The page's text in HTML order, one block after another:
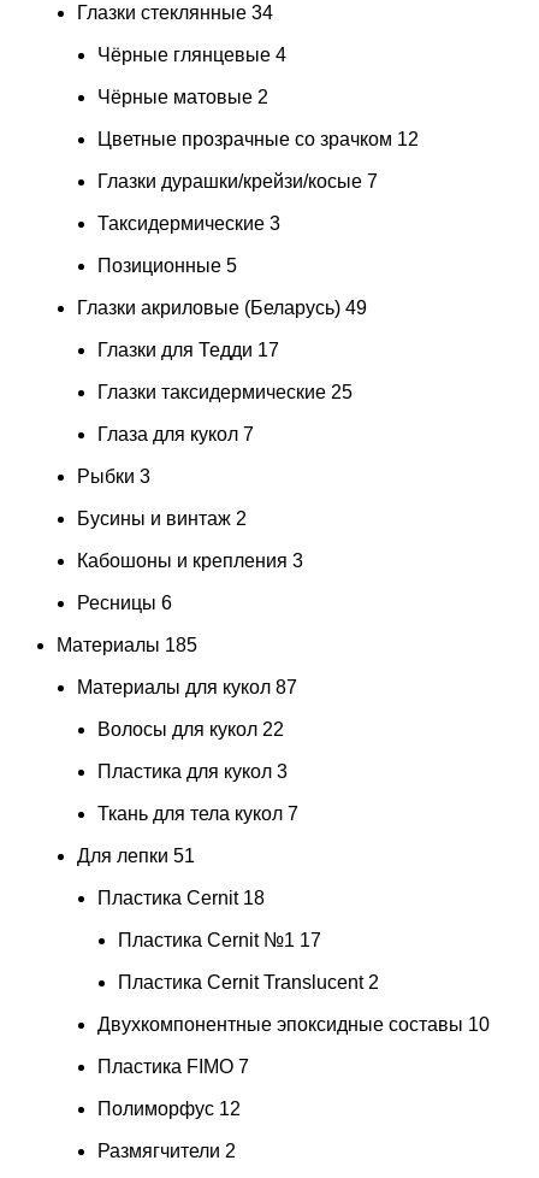
Глазки стеклянные 34
Чёрные глянцевые 4
Чёрные матовые 2
Цветные прозрачные со зрачком 12
Глазки дурашки/крейзи/косые 7
Таксидермические 3
Позиционные 5
Глазки акриловые (Беларусь) 49
Глазки для Тедди 17
Глазки таксидермические 25
Глаза для кукол 7
Рыбки 3
Бусины и винтаж 2
Кабошоны и крепления 3
Ресницы 6
Материалы 185
Материалы для кукол 87
Волосы для кукол 22
Пластика для кукол 3
Ткань для тела кукол 7
Для лепки 51
Пластика Cernit 18
Пластика Cernit №1 17
Пластика Cernit Translucent 2
Двухкомпонентные эпоксидные составы 10
Пластика FIMO 7
Полиморфус 12
Размягчители 2